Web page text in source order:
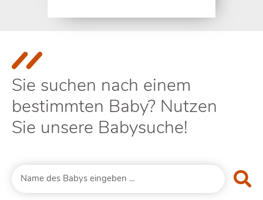
Sie suchen nach einem
bestimmten Baby? Nutzen
Sie unsere Babysuche!